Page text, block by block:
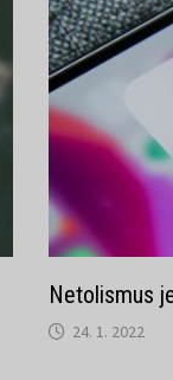
Netolismus
24. 1. 2022